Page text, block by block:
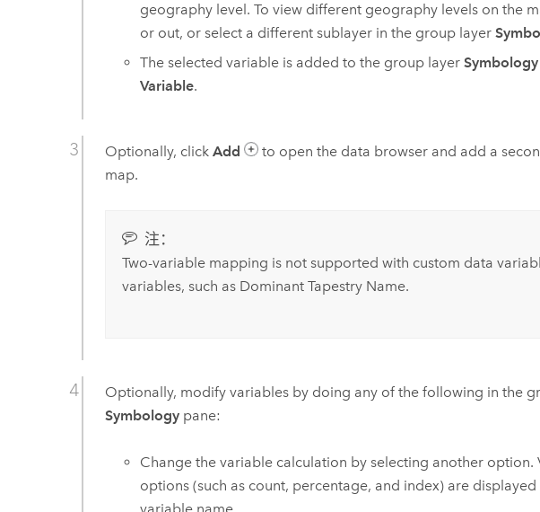
geography level. To view different geography levels on the
or out, or select a different sublayer in the group layer
The selected variable is added to the group layer Symbology
Variable.
Optionally, clickAdd
to open the data browser and add a
map.
注：
Two-variable mapping is not supported with custom data
variables, such as Dominant Tapestry Name.
Optionally, modify variables by doing any of the following in the
Symbology pane:
Change the variable calculation by selecting another option.
options (such as count, percentage, and index) are